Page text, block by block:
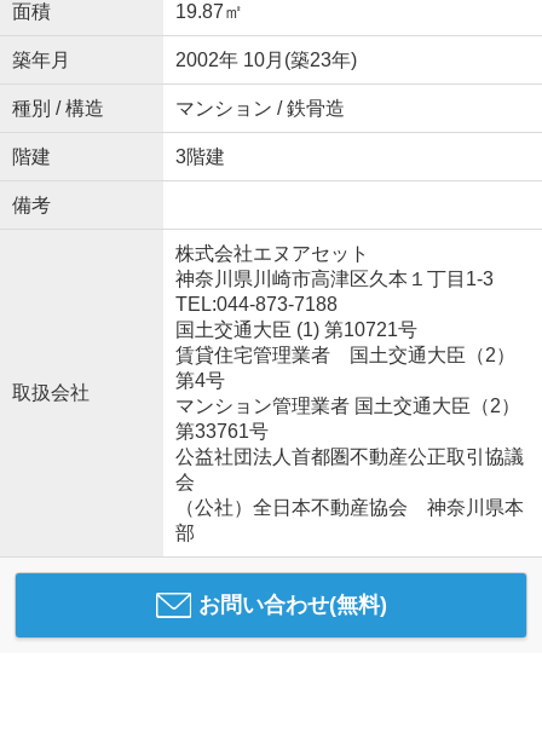
面積 19.87㎡
築年月 2002年 10月(築23年)
種別 / 構造 マンション / 鉄骨造
階建 3階建
備考
取扱会社
株式会社エヌアセット
神奈川県川崎市高津区久本１丁目1-3
TEL:044-873-7188
国土交通大臣 (1) 第10721号
賃貸住宅管理業者 国土交通大臣（2）
第4号
マンション管理業者 国土交通大臣（2）
第33761号
公益社団法人首都圏不動産公正取引協議
会
（公社）全日本不動産協会 神奈川県本
部
お問い合わせ(無料)